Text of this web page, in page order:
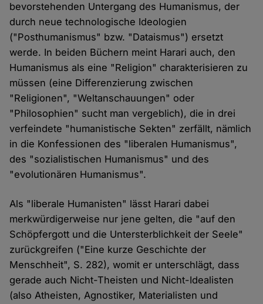
bevorstehenden Untergang des Humanismus, der
durch neue technologische Ideologien
("Posthumanismus" bzw. "Dataismus") ersetzt
werde. In beiden Büchern meint Harari auch, den
Humanismus als eine "Religion" charakterisieren zu
müssen (eine Differenzierung zwischen
"Religionen", "Weltanschauungen" oder
"Philosophien" sucht man vergeblich), die in drei
verfeindete "humanistische Sekten" zerfällt, nämlich
in die Konfessionen des "liberalen Humanismus",
des "sozialistischen Humanismus" und des
"evolutionären Humanismus".
Als "liberale Humanisten" lässt Harari dabei
merkwürdigerweise nur jene gelten, die "auf den
Schöpfergott und die Untersterblichkeit der Seele"
zurückgreifen ("Eine kurze Geschichte der
Menschheit", S. 282), womit er unterschlägt, dass
gerade auch Nicht-Theisten und Nicht-Idealisten
(also Atheisten, Agnostiker, Materialisten und